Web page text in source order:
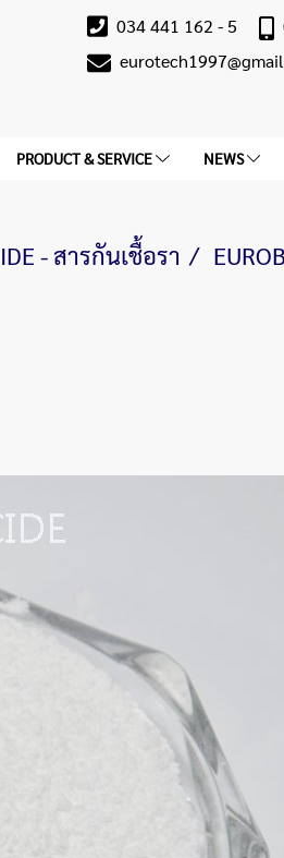
034 441 162 - 5
PRODUCT & SERVICE NEWS
- สารกันเชื้อรา